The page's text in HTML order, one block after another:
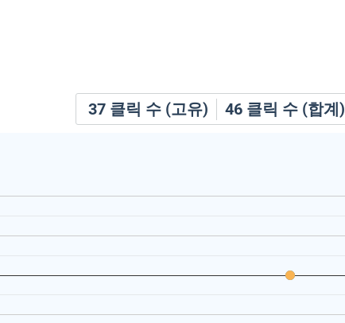
37 클릭 수 (고유) 46 클릭 수 (합계)